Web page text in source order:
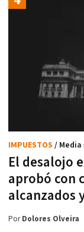
El desalojo
aprobó con
alcanzados
IMPUESTOS / Media
PorDolores Olveira